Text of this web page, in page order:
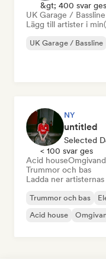
&gt; 400 svar ges
UK Garage / Bassline
Lägg till artister i
UK Garage / Bassline
NY
untitled
Selected
< 100 svar ges
Acid house
Trummor och bas
Ladda ner
Trummor och bas
Acid house